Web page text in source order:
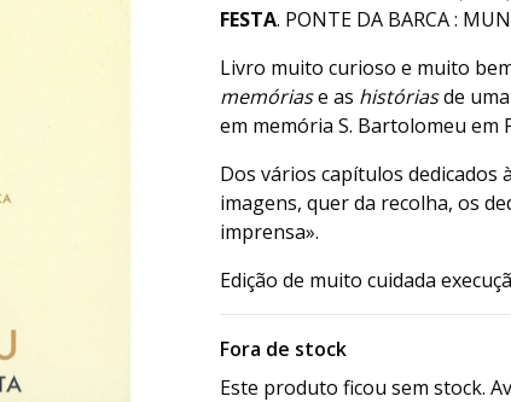
FESTA. PONTE DA BARCA :
Livro muito curioso e muito
memóriase as históriasde
em memória S. Bartolomeu em
Dos vários capítulos dedicados
imagens, quer da recolha, os
imprensa».
Edição de muito cuidada
Fora de stock
Este produto ficou sem stock.